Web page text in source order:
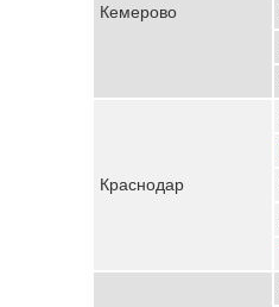
Кемерово
Краснодар